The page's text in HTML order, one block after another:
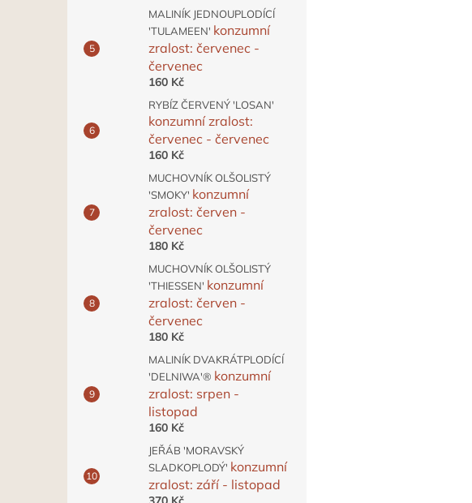
MALINÍK JEDNOUPLODÍCÍ
'TULAMEEN' konzumní
zralost: červenec -
červenec
160 Kč
RYBÍZ ČERVENÝ 'LOSAN'
konzumní zralost:
červenec - červenec
160 Kč
MUCHOVNÍK OLŠOLISTÝ
'SMOKY' konzumní
zralost: červen -
červenec
180 Kč
MUCHOVNÍK OLŠOLISTÝ
'THIESSEN' konzumní
zralost: červen -
červenec
180 Kč
MALINÍK DVAKRÁTPLODÍCÍ
'DELNIWA'® konzumní
zralost: srpen -
listopad
160 Kč
JEŘÁB 'MORAVSKÝ
SLADKOPLODÝ' konzumní
zralost: září - listopad